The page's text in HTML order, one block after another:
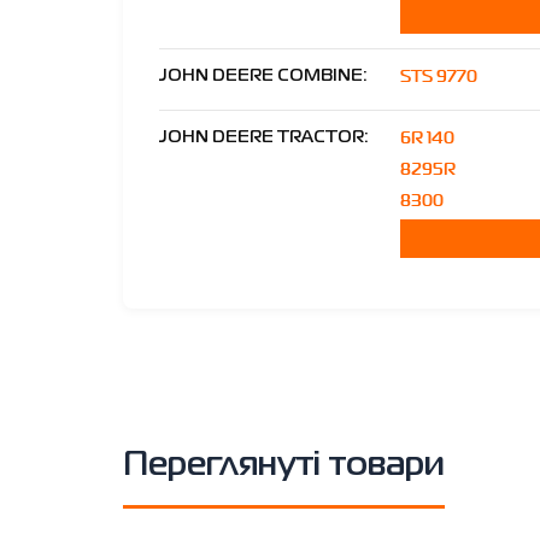
JOHN DEERE COMBINE: STS 9770
JOHN DEERE TRACTOR:
6R 140
8295R
8300
Переглянуті товари